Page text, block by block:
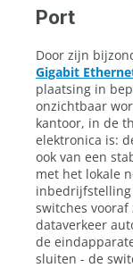
Port
Door zijn
Gigabit
plaatsing in
onzichtbaar
kantoor, in de
elektronica is:
ook van een
met het lokale
inbedrijfstelling
switches
dataverkeer
de
sluiten - de